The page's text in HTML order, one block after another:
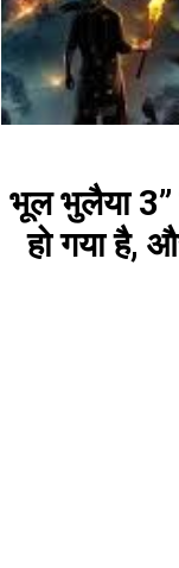
भूल भुलैया
हो गया है,